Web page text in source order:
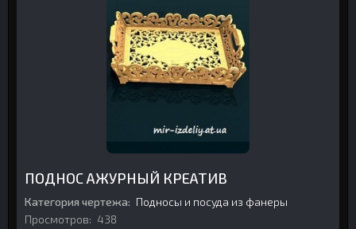
ПОДНОС АЖУРНЫЙ КРЕАТИВ
Категория чертежа: Подносы и посуда из фанеры
Просмотров: 438